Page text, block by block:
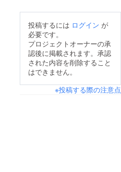
投稿するには ログイン が
必要です。
プロジェクトオーナーの承
認後に掲載されます。承認
された内容を削除すること
はできません。
※投稿する際の注意点